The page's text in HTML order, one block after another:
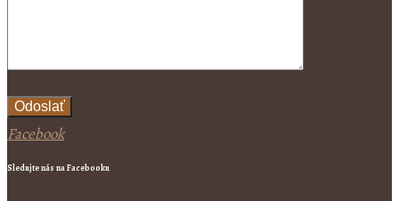
Odoslať
Facebook
Sledujte nás na Facebooku